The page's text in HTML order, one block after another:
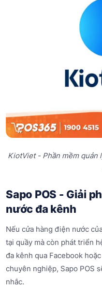
KiotViet - Phần mềm
Sapo POS - Giải
nước đa kênh
Nếu cửa hàng điện nước
tại quầy mà còn phát triển
đa kênh qua Facebook
chuyên nghiệp, Sapo POS
nhắc.